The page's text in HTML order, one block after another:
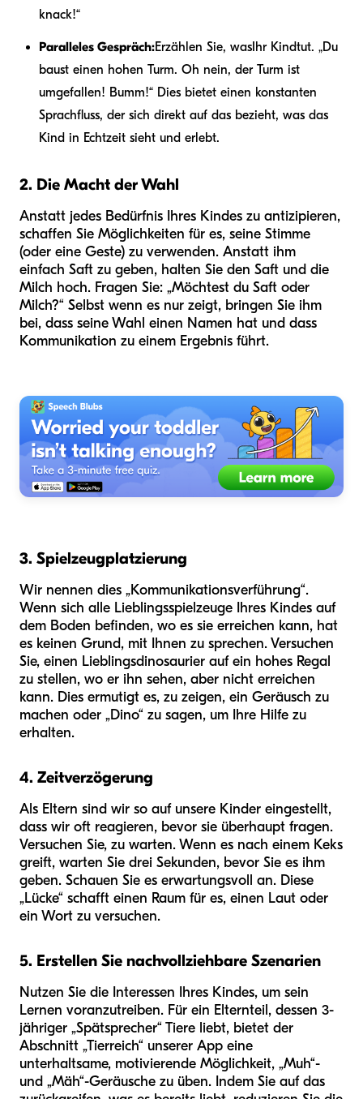
knack!“
Paralleles Gespräch:Erzählen Sie, was Ihr Kindtut. „Du
baust einen hohen Turm. Oh nein, der Turm ist
umgefallen! Bumm!“ Dies bietet einen konstanten
Sprachfluss, der sich direkt auf das bezieht, was das
Kind in Echtzeit sieht und erlebt.
2. Die Macht der Wahl
Anstatt jedes Bedürfnis Ihres Kindes zu antizipieren,
schaffen Sie Möglichkeiten für es, seine Stimme
(oder eine Geste) zu verwenden. Anstatt ihm
einfach Saft zu geben, halten Sie den Saft und die
Milch hoch. Fragen Sie: „Möchtest du Saft oder
Milch?“ Selbst wenn es nur zeigt, bringen Sie ihm
bei, dass seine Wahl einen Namen hat und dass
Kommunikation zu einem Ergebnis führt.
3. Spielzeugplatzierung
Wir nennen dies „Kommunikationsverführung“.
Wenn sich alle Lieblingsspielzeuge Ihres Kindes auf
dem Boden befinden, wo es sie erreichen kann, hat
es keinen Grund, mit Ihnen zu sprechen. Versuchen
Sie, einen Lieblingsdinosaurier auf ein hohes Regal
zu stellen, wo er ihn sehen, aber nicht erreichen
kann. Dies ermutigt es, zu zeigen, ein Geräusch zu
machen oder „Dino“ zu sagen, um Ihre Hilfe zu
erhalten.
4. Zeitverzögerung
Als Eltern sind wir so auf unsere Kinder eingestellt,
dass wir oft reagieren, bevor sie überhaupt fragen.
Versuchen Sie, zu warten. Wenn es nach einem Keks
greift, warten Sie drei Sekunden, bevor Sie es ihm
geben. Schauen Sie es erwartungsvoll an. Diese
„Lücke“ schafft einen Raum für es, einen Laut oder
ein Wort zu versuchen.
5. Erstellen Sie nachvollziehbare Szenarien
Nutzen Sie die Interessen Ihres Kindes, um sein
Lernen voranzutreiben. Für ein Elternteil, dessen 3-
jähriger „Spätsprecher“ Tiere liebt, bietet der
Abschnitt „Tierreich“ unserer App eine
unterhaltsame, motivierende Möglichkeit, „Muh“-
und „Mäh“-Geräusche zu üben. Indem Sie auf das